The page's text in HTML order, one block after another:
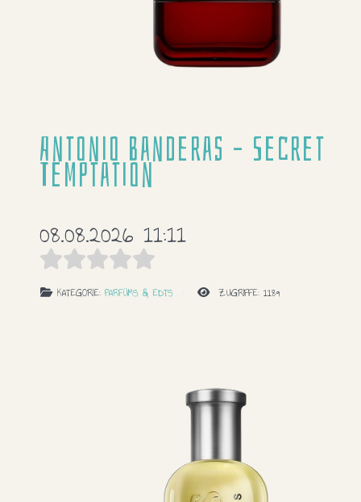
Antonio Banderas – Secret
Temptation
08.08.2026 11:11
KATEGORIE: PARFÜMS & EDTS ZUGRIFFE: 1189